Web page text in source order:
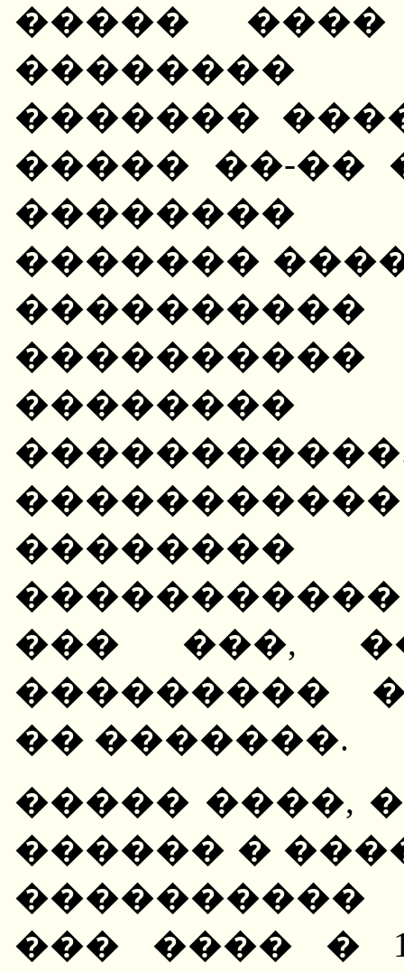
�����
��������
�������
����� ��-��
��������
�������
��� ���,
���������
�� �������.
����� ����,
������ �
��� ���� �